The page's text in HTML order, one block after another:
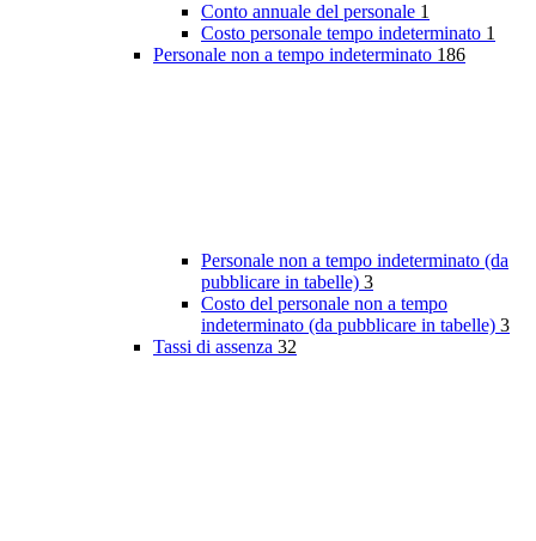
Conto annuale del personale 1
Costo personale tempo indeterminato 1
Personale non a tempo indeterminato 186
Personale non a tempo indeterminato (da
pubblicare in tabelle) 3
Costo del personale non a tempo
indeterminato (da pubblicare in tabelle) 3
Tassi di assenza 32